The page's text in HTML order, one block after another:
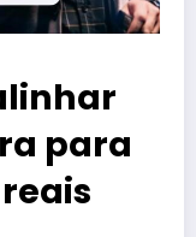
para